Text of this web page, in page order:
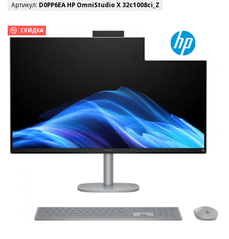
Артикул: D0PP6EA HP OmniStudio X 32c1008ci_Z
СКИДКА